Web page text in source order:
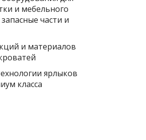
и мебельного
части и
и материалов
ярлыков
класса